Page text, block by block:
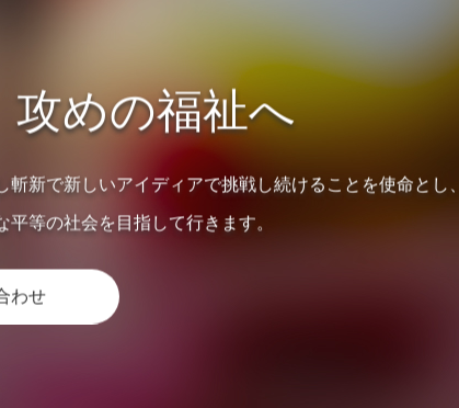
攻めの福祉へ
新で新しいアイディアで挑戦し続けることを使命とし、
等の社会を目指して行きます。
わせ